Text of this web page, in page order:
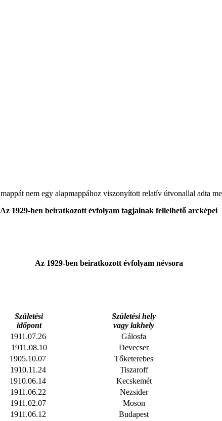
mappát nem egy alapmappához viszonyított relatív útvonallal adta
Az 1929-ben beiratkozott évfolyam tagjainak fellelhető arcképei
Az 1929-ben beiratkozott évfolyam névsora
Születési
időpont
Születési hely
vagy lakhely
1911.07.26
Gálosfa
1911.08.10
Devecser
1905.10.07
Tőketerebes
1910.11.24
Tiszaroff
1910.06.14
Kecskemét
1911.06.22
Nezsider
1911.02.07
Moson
1911.06.12
Budapest